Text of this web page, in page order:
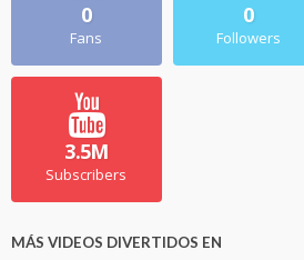
0
Fans
0
Followers
3.5M
Subscribers
MÁS VIDEOS DIVERTIDOS EN